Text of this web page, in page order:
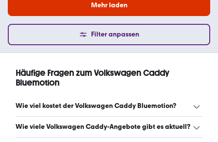
Mehr laden
Filter anpassen
Häufige Fragen zum Volkswagen Caddy
Bluemotion
Wie viel kostet der Volkswagen Caddy Bluemotion?
Ein guter Preis für einen Volkswagen Caddy Bluemotion
Wie viele Volkswagen Caddy-Angebote gibt es aktuell?